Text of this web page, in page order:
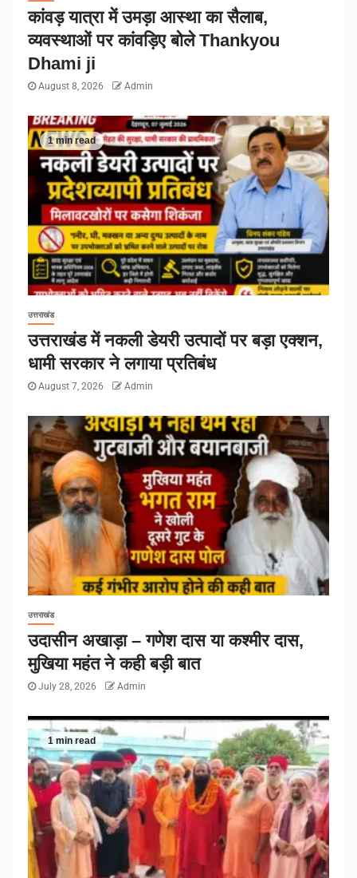
कांवड़ यात्रा में उमड़ा आस्था का सैलाब,
व्यवस्थाओं पर कांवड़िए बोले Thankyou
Dhami ji
August 8, 2026 Admin
1 min read
उत्तराखंड
उत्तराखंड में नकली डेयरी उत्पादों पर बड़ा एक्शन,
धामी सरकार ने लगाया प्रतिबंध
August 7, 2026 Admin
उत्तराखंड
उदासीन अखाड़ा – गणेश दास या कश्मीर दास,
मुखिया महंत ने कही बड़ी बात
July 28, 2026 Admin
1 min read